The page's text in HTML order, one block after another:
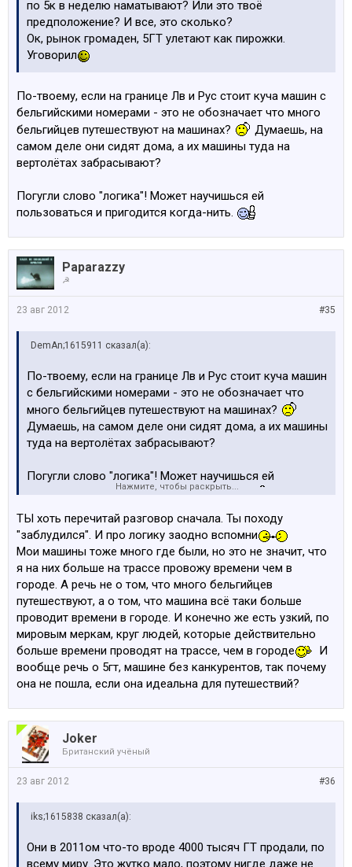
по 5к в неделю наматывают? Или это твоё
предположение? И все, это сколько?
Ок, рынок громаден, 5ГТ улетают как пирожки.
Уговорил
По-твоему, если на границе Лв и Рус стоит куча машин с
бельгийскими номерами - это не обозначает что много
бельгийцев путешествуют на машинах?
Думаешь, на
самом деле они сидят дома, а их машины туда на
вертолётах забрасывают?
Погугли слово "логика"! Может научишься ей
пользоваться и пригодится когда-нить.
Paparazzy
☭
#35
23 авг 2012
DemAn;1615911 сказал(а):
По-твоему, если на границе Лв и Рус стоит куча машин
с бельгийскими номерами - это не обозначает что
много бельгийцев путешествуют на машинах?
Думаешь, на самом деле они сидят дома, а их машины
туда на вертолётах забрасывают?
Погугли слово "логика"! Может научишься ей
пользоваться и пригодится когда-нить.
Нажмите, чтобы раскрыть...
ТЫ хоть перечитай разговор сначала. Ты походу
"заблудился". И про логику заодно вспомни
Мои машины тоже много где были, но это не значит, что
я на них больше на трассе провожу времени чем в
городе. А речь не о том, что много бельгийцев
путешествуют, а о том, что машина всё таки больше
проводит времени в городе. И конечно же есть узкий, по
мировым меркам, круг людей, которые действительно
больше времени проводят на трассе, чем в городе
И
вообще речь о 5гт, машине без канкурентов, так почему
она не пошла, если она идеальна для путешествий?
Joker
Британский учёный
#36
23 авг 2012
iks;1615838 сказал(а):
Они в 2011ом что-то вроде 4000 тысяч ГТ продали, по
всему миру. Это жутко мало, поэтому нигде даже не